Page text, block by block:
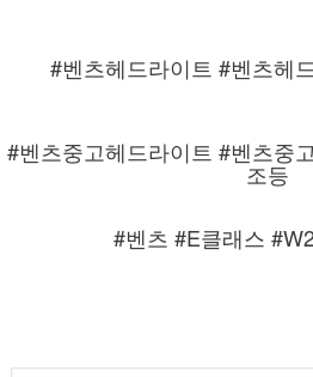
#벤츠헤드라이트 #벤츠헤
#벤츠중고헤드라이트 #벤츠중
조등
#벤츠 #E클래스